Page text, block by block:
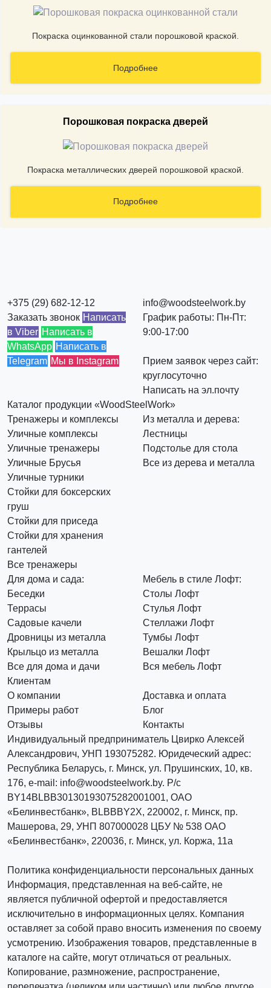
Покраска оцинкованной стали порошковой краской.
Подробнее
Порошковая покраска дверей
Покраска металлических дверей порошковой краской.
Подробнее
+375 (29) 682-12-12
Заказать звонок Написать
в Viber Написать в
WhatsApp Написать в
Telegram Мы в Instagram
info@woodsteelwork.by
График работы: Пн-Пт:
9:00-17:00
Прием заявок через сайт:
круглосуточно
Написать на эл.почту
Каталог продукции «WoodSteelWork»
Тренажеры и комплексы
Уличные комплексы
Уличные тренажеры
Уличные Брусья
Уличные турники
Стойки для боксерских
груш
Стойки для приседа
Стойки для хранения
гантелей
Все тренажеры
Из металла и дерева:
Лестницы
Подстолье для стола
Все из дерева и металла
Для дома и сада:
Беседки
Террасы
Садовые качели
Дровницы из металла
Крыльцо из металла
Все для дома и дачи
Мебель в стиле Лофт:
Столы Лофт
Стулья Лофт
Стеллажи Лофт
Тумбы Лофт
Вешалки Лофт
Вся мебель Лофт
Клиентам
О компании
Доставка и оплата
Примеры работ
Блог
Отзывы
Контакты
Индивидуальный предприниматель Цвирко Алексей
Александрович, УНП 193075282. Юридеческий адрес:
Республика Беларусь, г. Минск, ул. Прушинских, 10, кв.
176, e-mail: info@woodsteelwork.by. Р/с
BY14BLBB30130193075282001001, ОАО
«Белинвестбанк», BLBBBY2X, 220002, г. Минск, пр.
Машерова, 29, УНП 807000028 ЦБУ № 538 ОАО
«Белинвестбанк», 220036, г. Минск, ул. Коржа, 11а
Политика конфиденциальности персональных данных
Информация, представленная на веб-сайте, не
является публичной офертой и предоставляется
исключительно в информационных целях. Компания
оставляет за собой право вносить изменения по своему
усмотрению. Изображения товаров, представленные в
каталоге на сайте, могут отличаться от реальных.
Копирование, размножение, распространение,